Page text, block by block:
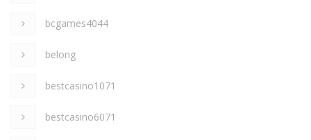
bcgames4044
belong
bestcasino1071
bestcasino6071